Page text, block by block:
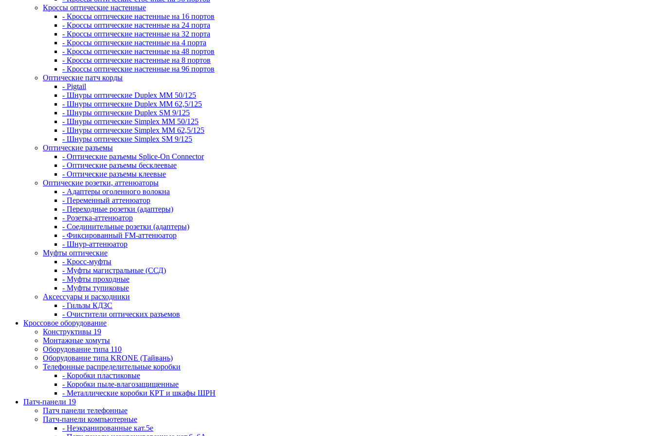
Кроссы оптические настенные
- Кроссы оптические настенные на 16 портов
- Кроссы оптические настенные на 24 порта
- Кроссы оптические настенные на 32 порта
- Кроссы оптические настенные на 4 порта
- Кроссы оптические настенные на 48 портов
- Кроссы оптические настенные на 8 портов
- Кроссы оптические настенные на 96 портов
Оптические патч корды
- Pigtail
- Шнуры оптические Duplex MM 50/125
- Шнуры оптические Duplex MM 62,5/125
- Шнуры оптические Duplex SM 9/125
- Шнуры оптические Simplex MM 50/125
- Шнуры оптические Simplex MM 62,5/125
- Шнуры оптические Simplex SM 9/125
Оптические разъемы
- Оптические разъемы Splice-On Connector
- Оптические разъемы бесклеевые
- Оптические разъемы клеевые
Оптические розетки, аттенюаторы
- Адаптеры оголенного волокна
- Переменный аттенюатор
- Переходные розетки (адаптеры)
- Розетка-аттенюатор
- Соединительные розетки (адаптеры)
- Фиксированный FM-аттенюатор
- Шнур-аттенюатор
Муфты оптические
- Кросс-муфты
- Муфты магистральные (ССД)
- Муфты проходные
- Муфты тупиковые
Аксессуары и расходники
- Гильзы КДЗС
- Очистители оптических разъемов
Кроссовое оборудование
Конструктивы 19
Монтажные хомуты
Оборудование типа 110
Оборудование типа KRONE (Тайвань)
Телефонные распределительные коробки
- Коробки пластиковые
- Коробки пыле-влагозащищенные
- Металлические коробки КРТ и шкафы ШРН
Патч-панели 19
Патч панели телефонные
Патч-панели компьютерные
- Неэкранированные кат.5е